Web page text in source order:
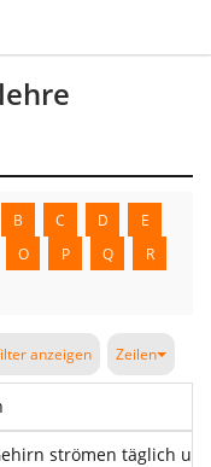
B C D
E
O P Q
R
anzeigen Zeilen
strömen täglich